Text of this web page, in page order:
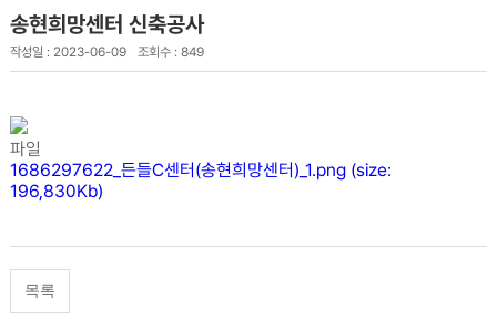
송현희망센터 신축공사
작성일 : 2023-06-09 조회수 : 849
파일
1686297622_든들C센터(송현희망센터)_1.png (size:
196,830Kb)
목록